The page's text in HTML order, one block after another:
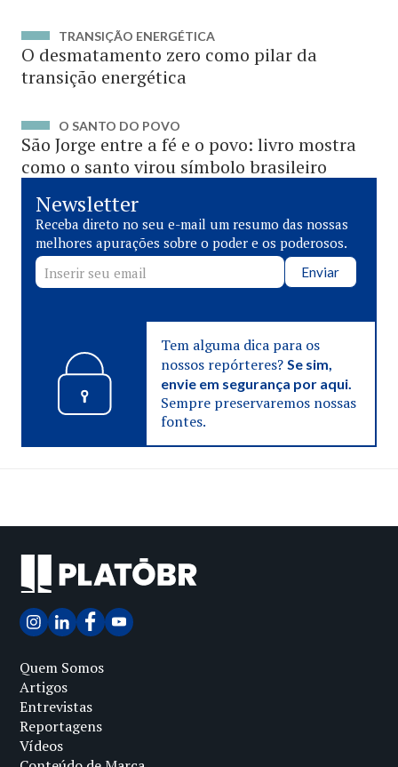
TRANSIÇÃO ENERGÉTICA
O desmatamento zero como pilar da
transição energética
O SANTO DO POVO
São Jorge entre a fé e o povo: livro mostra
como o santo virou símbolo brasileiro
Newsletter
Receba direto no seu e-mail um resumo das nossas
melhores apurações sobre o poder e os poderosos.
Enviar
Tem alguma dica para os
nossos repórteres? Se sim,
envie em segurança por aqui.
Sempre preservaremos nossas
fontes.
Quem Somos
Artigos
Entrevistas
Reportagens
Vídeos